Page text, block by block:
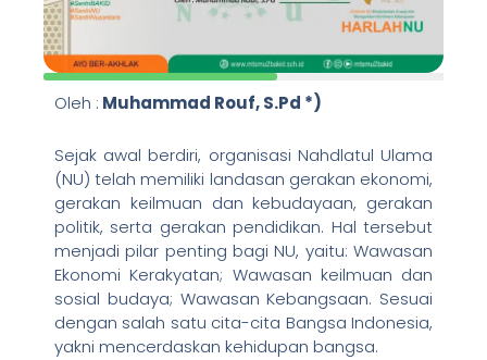
Oleh : Muhammad Rouf, S.Pd *)
Sejak awal berdiri, organisasi Nahdlatul Ulama
(NU) telah memiliki landasan gerakan ekonomi,
gerakan keilmuan dan kebudayaan, gerakan
politik, serta gerakan pendidikan. Hal tersebut
menjadi pilar penting bagi NU, yaitu: Wawasan
Ekonomi Kerakyatan; Wawasan keilmuan dan
sosial budaya; Wawasan Kebangsaan. Sesuai
dengan salah satu cita-cita Bangsa Indonesia,
yakni mencerdaskan kehidupan bangsa.